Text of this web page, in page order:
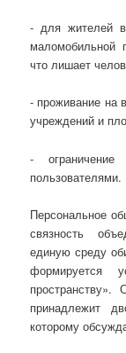
- для жителей
маломобильной
что лишает
- проживание на
учреждений и
-
пользователями.
Персональное
связность
единую среду
формируется
принадлежит
которому